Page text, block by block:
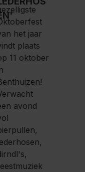
het jaar
plaats
11 oktober
avond